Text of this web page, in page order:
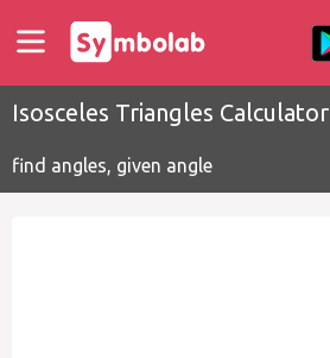
Isosceles Triangles Calculator
find angles, given angle